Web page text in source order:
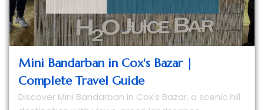
Mini Bandarban in Cox's Bazar |
Complete Travel Guide
Discover Mini Bandarban in Cox's Bazar, a scenic hill